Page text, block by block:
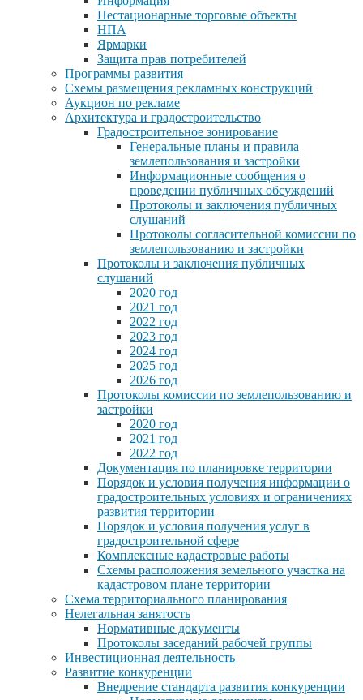
Нестационарные торговые объекты
НПА
Ярмарки
Защита прав потребителей
Программы развития
Схемы размещения рекламных конструкций
Аукцион по рекламе
Архитектура и градостроительство
Градостроительное зонирование
Генеральные планы и правила
землепользования и застройки
Информационные сообщения о
проведении публичных обсуждений
Протоколы и заключения публичных
слушаний
Протоколы согласительной комиссии по
землепользованию и застройки
Протоколы и заключения публичных
слушаний
2020 год
2021 год
2022 год
2023 год
2024 год
2025 год
2026 год
Протоколы комиссии по землепользованию и
застройки
2020 год
2021 год
2022 год
Документация по планировке территории
Порядок и условия получения информации о
градостроительных условиях и ограничениях
развития территории
Порядок и условия получения услуг в
градостроительной сфере
Комплексные кадастровые работы
Схемы расположения земельного участка на
кадастровом плане территории
Схема территориального планирования
Нелегальная занятость
Нормативные документы
Протоколы заседаний рабочей группы
Инвестиционная деятельность
Развитие конкуренции
Внедрение стандарта развития конкуренции